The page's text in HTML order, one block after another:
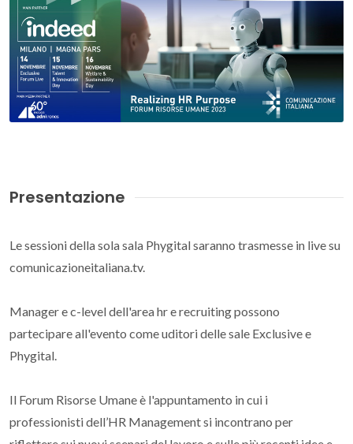
Presentazione
Le sessioni della sola sala Phygital saranno trasmesse in live su
comunicazioneitaliana.tv.
Manager e c-level dell'area hr e recruiting possono
partecipare all'evento come uditori delle sale Exclusive e
Phygital.
Il Forum Risorse Umane è l'appuntamento in cui i
professionisti dell’HR Management si incontrano per